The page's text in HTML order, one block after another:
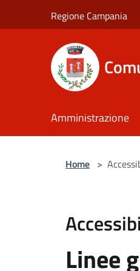
Regione Campania
Amministrazione
Home >
Linee